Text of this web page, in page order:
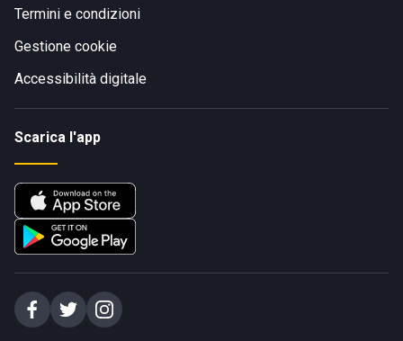
Termini e condizioni
Gestione cookie
Accessibilità digitale
Scarica l'app